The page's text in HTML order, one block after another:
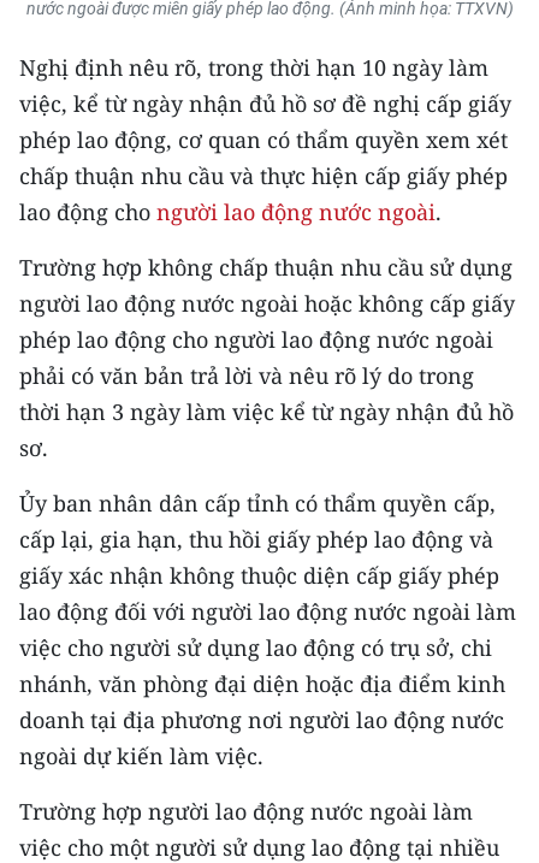
Media Kinh tế
Media Văn hóa
Media Xã hội
Media Pháp luật
Media Du lịch
Media Thế giới
Media Thể thao
Media Giáo dục
Media Y tế
Media Khoa học - Công nghệ
Media Môi trường
Ảnh
Infographic
TIN MỚI
Trung du và miền núi phía Bắc
nước ngoài được miễn giấy phép lao động. (Ảnh minh họa: TTXVN)
Nghị định nêu rõ, trong thời hạn 10 ngày làm
việc, kể từ ngày nhận đủ hồ sơ đề nghị cấp giấy
phép lao động, cơ quan có thẩm quyền xem xét
chấp thuận nhu cầu và thực hiện cấp giấy phép
lao động cho người lao động nước ngoài.
Trường hợp không chấp thuận nhu cầu sử dụng
người lao động nước ngoài hoặc không cấp giấy
phép lao động cho người lao động nước ngoài
phải có văn bản trả lời và nêu rõ lý do trong
thời hạn 3 ngày làm việc kể từ ngày nhận đủ hồ
sơ.
Ủy ban nhân dân cấp tỉnh có thẩm quyền cấp,
cấp lại, gia hạn, thu hồi giấy phép lao động và
giấy xác nhận không thuộc diện cấp giấy phép
lao động đối với người lao động nước ngoài làm
việc cho người sử dụng lao động có trụ sở, chi
nhánh, văn phòng đại diện hoặc địa điểm kinh
doanh tại địa phương nơi người lao động nước
ngoài dự kiến làm việc.
Trường hợp người lao động nước ngoài làm
việc cho một người sử dụng lao động tại nhiều